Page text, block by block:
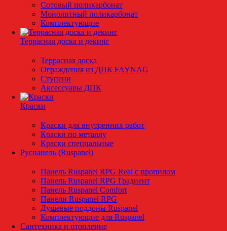
Сотовый поликарбонат
Монолитный поликарбонат
Комплектующие
Террасная доска и декинг
Террасная доска
Ограждения из ДПК FAYNAG
Ступени
Аксессуары ДПК
Краски
Краски для внутренних работ
Краски по металлу
Краски специальные
Руспанель (Ruspanel)
Панель Ruspanel RPG Real с пропилом
Панель Ruspanel RPG Градиент
Панель Ruspanel Comfort
Панели Ruspanel RPG
Душевые поддоны Ruspanel
Комплектующие для Ruspanel
Сантехника и отопление